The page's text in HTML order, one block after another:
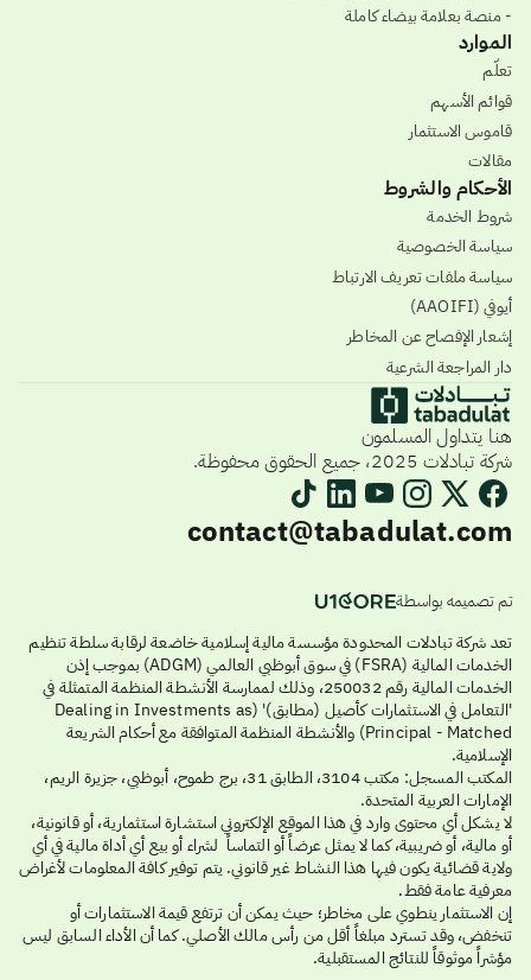
- منصة بعلامة بيضاء كاملة
الموارد
تعلّم
قوائم الأسهم
قاموس الاستثمار
مقالات
الأحكام والشروط
شروط الخدمة
سياسة الخصوصية
سياسة ملفات تعريف الارتباط
أيوفي (AAOIFI)
إشعار الإفصاح عن المخاطر
دار المراجعة الشرعية
هنا يتداول المسلمون
شركة تبادلات 2025، جميع الحقوق محفوظة.
contact@tabadulat.com
تم تصميمه بواسطة
تعد شركة تبادلات المحدودة مؤسسة مالية إسلامية خاضعة لرقابة سلطة تنظيم
الخدمات المالية (FSRA) في سوق أبوظبي العالمي (ADGM) بموجب إذن
الخدمات المالية رقم 250032، وذلك لممارسة الأنشطة المنظمة المتمثلة في
'التعامل في الاستثمارات كأصيل (مطابق)' (Dealing in Investments as
Principal - Matched) والأنشطة المنظمة المتوافقة مع أحكام الشريعة
الإسلامية.
المكتب المسجل: مكتب 3104، الطابق 31، برج طموح، أبوظبي، جزيرة الريم،
الإمارات العربية المتحدة.
لا يشكل أي محتوى وارد في هذا الموقع الإلكتروني استشارة استثمارية، أو قانونية،
أو مالية، أو ضريبية، كما لا يمثل عرضاً أو التماساً لشراء أو بيع أي أداة مالية في أي
ولاية قضائية يكون فيها هذا النشاط غير قانوني. يتم توفير كافة المعلومات لأغراض
معرفية عامة فقط.
إن الاستثمار ينطوي على مخاطر؛ حيث يمكن أن ترتفع قيمة الاستثمارات أو
تنخفض، وقد تسترد مبلغاً أقل من رأس مالك الأصلي. كما أن الأداء السابق ليس
مؤشراً موثوقاً للنتائج المستقبلية.